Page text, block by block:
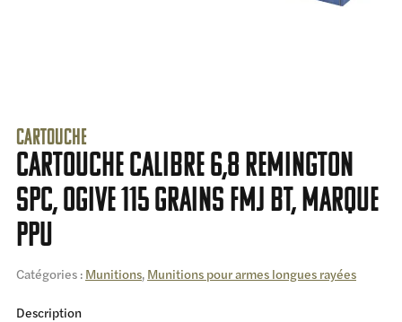
Cartouche
Cartouche calibre 6,8 Remington
SPC, ogive 115 grains FMJ BT, marque
PPU
Catégories : Munitions, Munitions pour armes longues rayées
Description